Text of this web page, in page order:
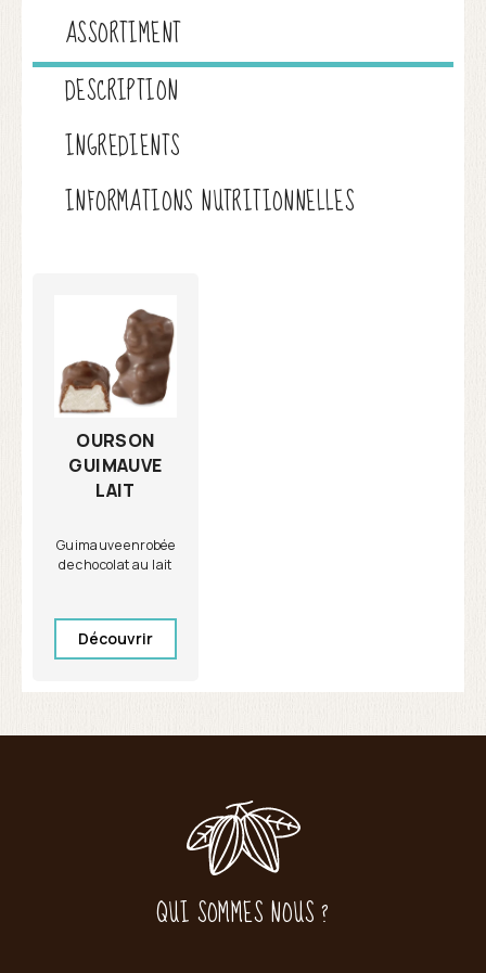
ASSORTIMENT
DESCRIPTION
INGREDIENTS
INFORMATIONS NUTRITIONNELLES
OURSON
GUIMAUVE
LAIT
Guimauve enrobée
de chocolat au lait
Découvrir
QUI SOMMES NOUS ?